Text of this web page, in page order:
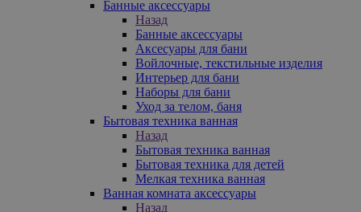
Банные аксессуары
Назад
Банные аксессуары
Аксесуары для бани
Войлочные, текстильные изделия
Интерьер для бани
Наборы для бани
Уход за телом, баня
Бытовая техника ванная
Назад
Бытовая техника ванная
Бытовая техника для детей
Мелкая техника ванная
Ванная комната аксессуары
Назад